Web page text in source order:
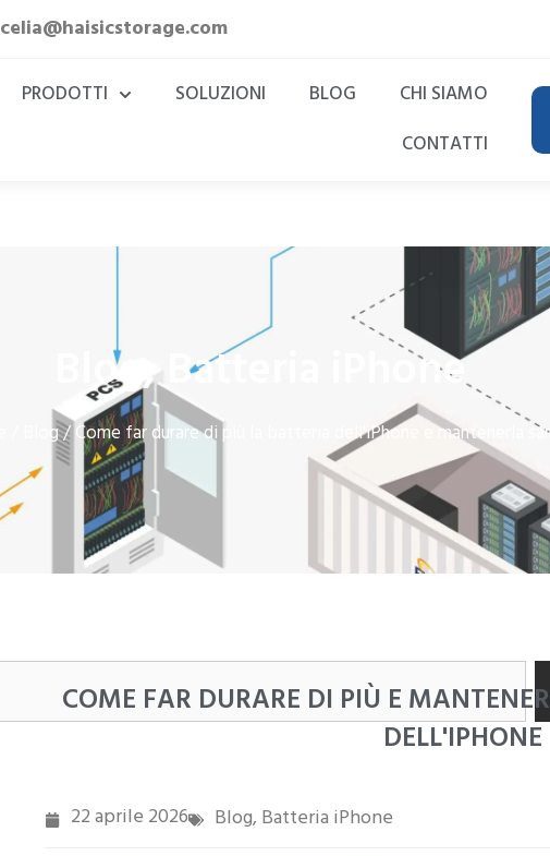
celia@haisicstorage.com
PRODOTTI SOLUZIONI BLOG
CHI SIAMO
CONTATTI
Blog,Batteria iPhone
Blog/ Come far durare di più la batteria dell'iPhone e mantenerla
COME FAR DURARE DI PIÙ E
DELL'IPHONE
22 aprile 2026 Blog, Batteria iPhone